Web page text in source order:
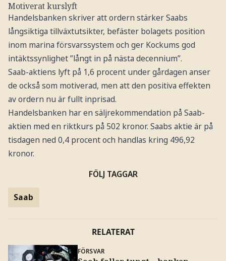
Motiverat kurslyft
Handelsbanken skriver att ordern stärker Saabs
långsiktiga tillväxtutsikter, befäster bolagets position
inom marina försvarssystem och ger Kockums god
intäktssynlighet ”långt in på nästa decennium”.
Saab-aktiens lyft på 1,6 procent under gårdagen anser
de också som motiverad, men att den positiva effekten
av ordern nu är fullt inprisad.
Handelsbanken har en säljrekommendation på Saab-
aktien med en riktkurs på 502 kronor. Saabs aktie är på
tisdagen ned 0,4 procent och handlas kring 496,92
kronor.
FÖLJ TAGGAR
Saab
RELATERAT
FÖRSVAR